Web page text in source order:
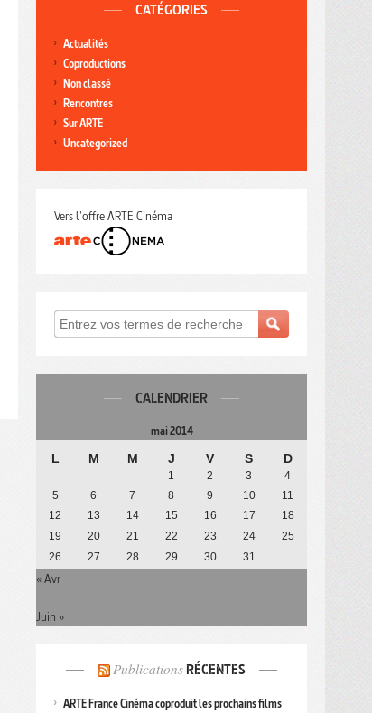
CATÉGORIES
Actualités
Coproductions
Non classé
Rencontres
Sur ARTE
Uncategorized
Vers l'offre ARTE Cinéma
CALENDRIER
mai 2014
L M M J V S D
1 2 3
4
5
6 7 8 9 10
11
12
13 14 15 16 17
18
19
20 21 22 23 24
25
26
27 28 29 30 31
« Avr
Juin »
Publications RÉCENTES
ARTE France Cinéma coproduit les prochains films